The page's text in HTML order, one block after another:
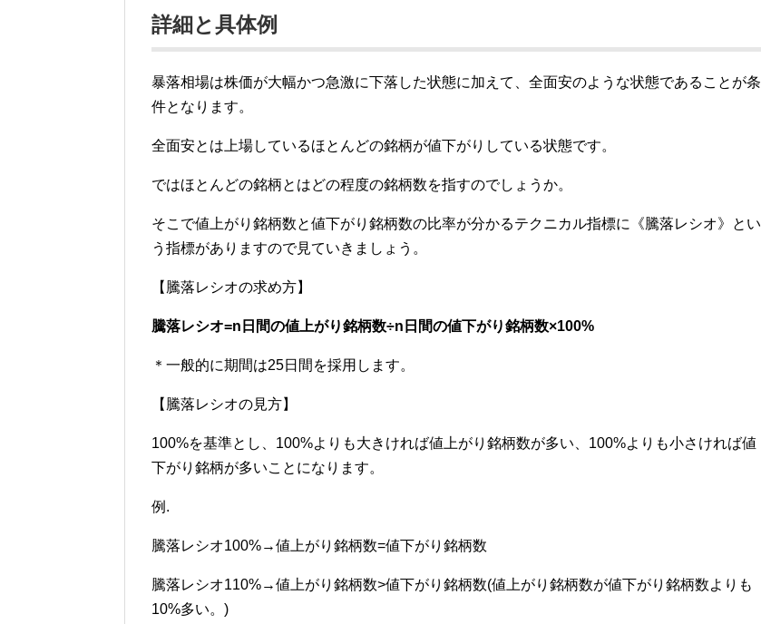
詳細と具体例
暴落相場は株価が大幅かつ急激に下落した状態に加えて、全面安のような状態であることが条
件となります。
全面安とは上場しているほとんどの銘柄が値下がりしている状態です。
ではほとんどの銘柄とはどの程度の銘柄数を指すのでしょうか。
そこで値上がり銘柄数と値下がり銘柄数の比率が分かるテクニカル指標に《騰落レシオ》とい
う指標がありますので見ていきましょう。
【騰落レシオの求め方】
騰落レシオ=n日間の値上がり銘柄数÷n日間の値下がり銘柄数×100%
＊一般的に期間は25日間を採用します。
【騰落レシオの見方】
100%を基準とし、100%よりも大きければ値上がり銘柄数が多い、100%よりも小さければ値
下がり銘柄が多いことになります。
例.
騰落レシオ100%→値上がり銘柄数=値下がり銘柄数
騰落レシオ110%→値上がり銘柄数>値下がり銘柄数(値上がり銘柄数が値下がり銘柄数よりも
10%多い。)